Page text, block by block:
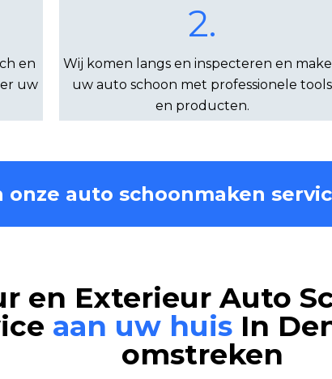
en
uw
2.
Wij komen langs en inspecteren en
uw auto schoon met professionele tools
en producten.
onze auto schoonmaken
en Exterieur Auto
aan uw huisIn
omstreken